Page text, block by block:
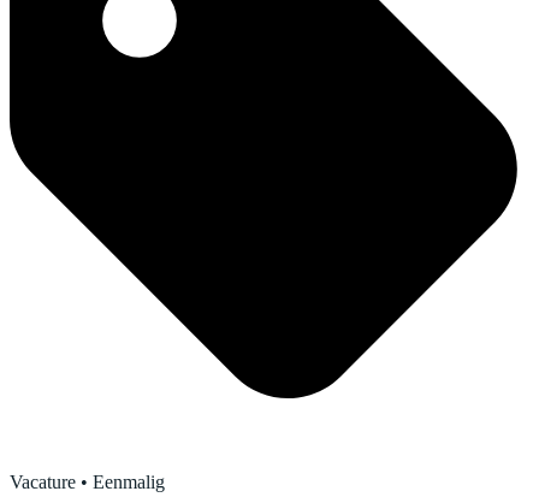
Vacature • Eenmalig